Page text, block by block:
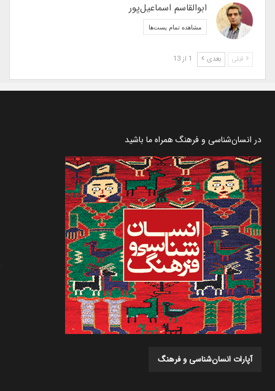
ابوالقاسم اسماعیل‌پور
مشاهده تمام پست‌ها
قبلی بعدی
در انسان‌شناسی و فرهنگ همراه ما باشید
آپارات انسان‌شناسی و فرهنگ